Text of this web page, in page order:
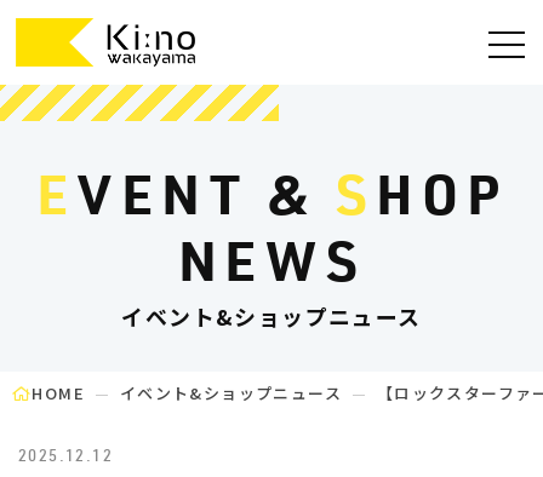
E VENT &S HOP
NEWS
イベント&ショップニュース
HOME イベント&ショップニュース 【ロックスターフ
2025.12.12